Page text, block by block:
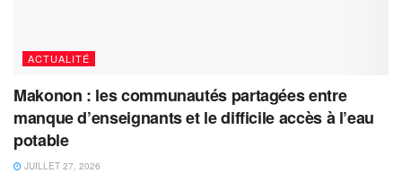
ACTUALITÉ
Makonon : les communautés partagées entre
manque d’enseignants et le difficile accès à l’eau
potable
JUILLET 27, 2026